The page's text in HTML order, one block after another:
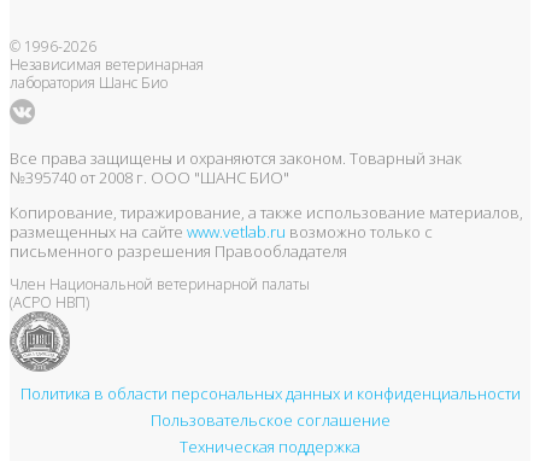
© 1996-2026
Независимая ветеринарная
лаборатория Шанс Био
Все права защищены и охраняются законом. Товарный знак
№395740 от 2008 г. ООО "ШАНС БИО"
Копирование, тиражирование, а также использование материалов,
размещенных на сайте www.vetlab.ru возможно только с
письменного разрешения Правообладателя
Член Национальной ветеринарной палаты
(АСРО НВП)
Политика в области персональных данных и конфиденциальности
Пользовательское соглашение
Техническая поддержка